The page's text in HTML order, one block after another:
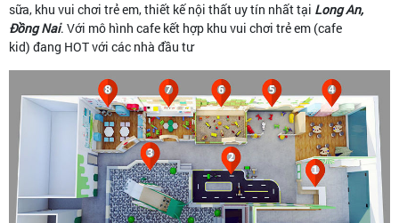
sữa, khu vui chơi trẻ em, thiết kế nội thất uy tín nhất tại Long An,
Đồng Nai. Với mô hình cafe kết hợp khu vui chơi trẻ em (cafe
kid) đang HOT với các nhà đầu tư